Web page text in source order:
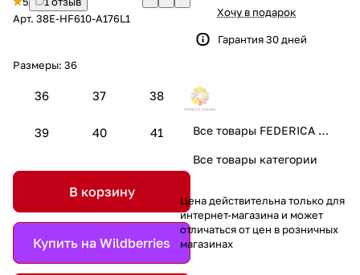
Арт. 38E-HF610-A176L1
Размеры: 36
36 37 38
39 40 41
В корзину
Купить на Wildberries
Хочу в подарок
Гарантия 30 дней
Все товары FEDERICA RODARI
Все товары категории
Цена действительна только для
интернет-магазина и может
отличаться от цен в розничных
магазинах